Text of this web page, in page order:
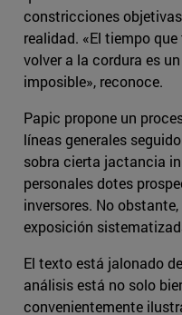
constricciones
realidad. «El tiempo
volver a la cordura es
imposible», reconoce.
Papic propone un
líneas generales
sobra cierta jactancia
personales dotes
inversores. No
exposición
El texto está jalonado
análisis está no solo
convenientemente